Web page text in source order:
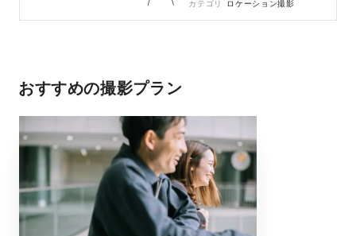
カテゴリ ロケーション撮影
おすすめの撮影プラン